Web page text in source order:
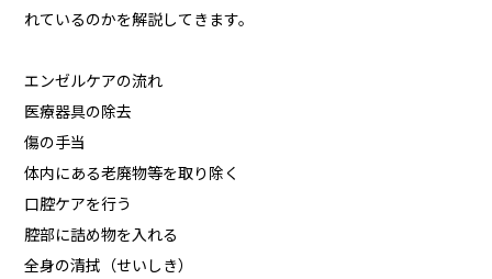
れているのかを解説してきます。
エンゼルケアの流れ
医療器具の除去
傷の手当
体内にある老廃物等を取り除く
口腔ケアを行う
腔部に詰め物を入れる
全身の清拭（せいしき）